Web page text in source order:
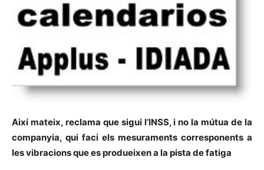
Així mateix, reclama que sigui l’INSS, i no la mútua de la
companyia, qui faci els mesuraments corresponents a
les vibracions que es produeixen a la pista de fatiga